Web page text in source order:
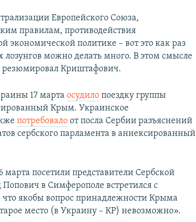
Европейского Союза,
правилам, противодействия
экономической политике – вот это как раз
лозунгов можно делать много. В этом смысле
резюмировал Криштафович.
17 мартаосудило поездку группы
Крым. Украинское
потребовало от посла Сербии разъяснений
сербского парламента в аннексированный
посетили представители Сербской
в Симферополе встретился с
якобы вопрос принадлежности Крыма
место (в Украину – КР) невозможно».